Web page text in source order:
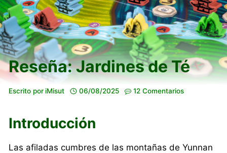
Reseña: Jardines de Té
Escrito por iMisut 06/08/2025 12 Comentarios
Introducción
Las afiladas cumbres de las montañas de Yunnan